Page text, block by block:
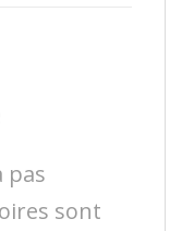
pas
sont